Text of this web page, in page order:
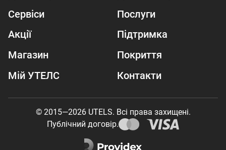
Сервіси
Послуги
Акції
Підтримка
Магазин
Покриття
Мій УТЕЛС
Контакти
© 2015—2026 UTELS. Всі права захищені.
Публічний договір.